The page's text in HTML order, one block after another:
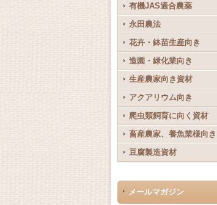
有機JAS適合農薬
永田農法
花卉・鉢苗生産向き
造園・緑化業向き
生産農家向き資材
アクアリウム向き
爬虫類飼育に向く資材
畜産農家、養魚業様向き
豆腐製造資材
メールマガジン